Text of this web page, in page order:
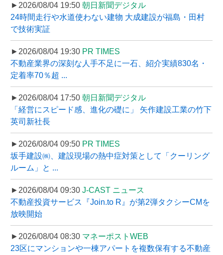
►2026/08/04 19:50 朝日新聞デジタル
24時間走行や水道使わない建物 大成建設が福島・田村
で技術実証
►2026/08/04 19:30 PR TIMES
不動産業界の深刻な人手不足に一石、紹介実績830名・
定着率70％超 ...
►2026/08/04 17:50 朝日新聞デジタル
「経営にスピード感、進化の礎に」 矢作建設工業の竹下
英司新社長
►2026/08/04 09:50 PR TIMES
坂手建設㈱、建設現場の熱中症対策として「クーリング
ルーム」と ...
►2026/08/04 09:30 J-CAST ニュース
不動産投資サービス『Join.to R』が第2弾タクシーCMを
放映開始
►2026/08/04 08:30 マネーポストWEB
23区にマンションや一棟アパートを複数保有する不動産